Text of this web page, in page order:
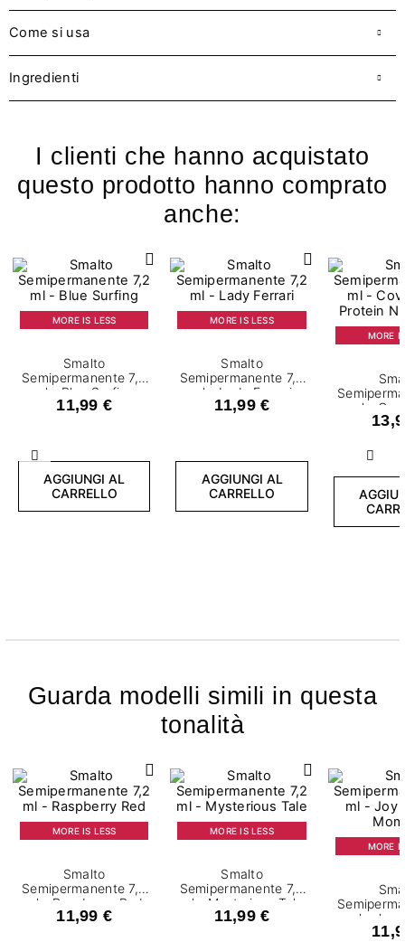
Come si usa
Ingredienti
I clienti che hanno acquistato
questo prodotto hanno comprato
anche:
Precedente
MORE IS LESS
Smalto
Semipermanente 7,2
ml - Blue Surfing
11,99 €
AGGIUNGI AL
CARRELLO
MORE IS LESS
Smalto
Semipermanente 7,2
ml - Lady Ferrari
11,99 €
AGGIUNGI AL
CARRELLO
MORE
ml -
Protein
Guarda modelli simili in questa
tonalità
MORE IS LESS
Smalto
Semipermanente 7,2
ml - Raspberry Red
11,99 €
MORE IS LESS
Smalto
Semipermanente 7,2
ml - Mysterious Tale
11,99 €
MORE
ml - Joy